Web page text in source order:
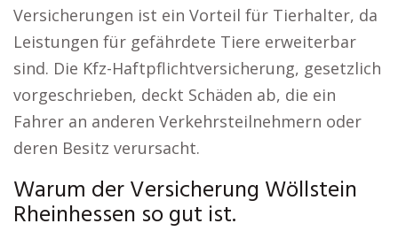
Versicherungen ist ein Vorteil für Tierhalter, da
Leistungen für gefährdete Tiere erweiterbar
sind. Die Kfz-Haftpflichtversicherung, gesetzlich
vorgeschrieben, deckt Schäden ab, die ein
Fahrer an anderen Verkehrsteilnehmern oder
deren Besitz verursacht.
Warum der Versicherung Wöllstein
Rheinhessen so gut ist.